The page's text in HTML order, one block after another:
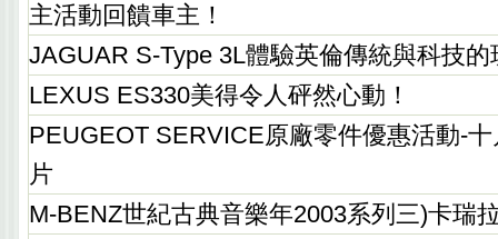
主活動回饋車主！
JAGUAR S-Type 3L體驗英倫傳統與科技的
LEXUS ES330美得令人砰然心動！
PEUGEOT SERVICE原廠零件優惠活動-
片
M-BENZ世紀古典音樂年2003系列三)卡瑞